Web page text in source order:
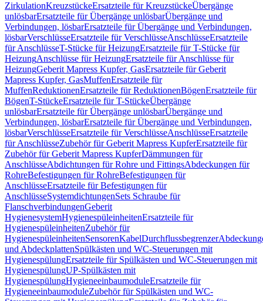
ZirkulationKreuzstückeErsatzteile für KreuzstückeÜbergänge
unlösbarErsatzteile für Übergänge unlösbarÜbergänge und
Verbindungen, lösbarErsatzteile für Übergänge und Verbindungen,
lösbarVerschlüsseErsatzteile für VerschlüsseAnschlüsseErsatzteile
für AnschlüsseT-Stücke für HeizungErsatzteile für T-Stücke für
HeizungAnschlüsse für HeizungErsatzteile für Anschlüsse für
HeizungGeberit Mapress Kupfer, GasErsatzteile für Geberit
Mapress Kupfer, GasMuffenErsatzteile für
MuffenReduktionenErsatzteile für ReduktionenBögenErsatzteile für
BögenT-StückeErsatzteile für T-StückeÜbergänge
unlösbarErsatzteile für Übergänge unlösbarÜbergänge und
Verbindungen, lösbarErsatzteile für Übergänge und Verbindungen,
lösbarVerschlüsseErsatzteile für VerschlüsseAnschlüsseErsatzteile
für AnschlüsseZubehör für Geberit Mapress KupferErsatzteile für
Zubehör für Geberit Mapress KupferDämmungen für
AnschlüsseAbdichtungen für Rohre und FittingsAbdeckungen für
RohreBefestigungen für RohreBefestigungen für
AnschlüsseErsatzteile für Befestigungen für
AnschlüsseSystemdichtungenSets Schraube für
FlanschverbindungenGeberit
HygienesystemHygienespüleinheitenErsatzteile für
HygienespüleinheitenZubehör für
HygienespüleinheitenSensorenKabelDurchflussbegrenzer
und AbdeckplattenSpülkästen und WC-Steuerungen mit
HygienespülungErsatzteile für Spülkästen und WC-Steuerungen mit
HygienespülungUP-Spülkästen mit
HygienespülungHygieneeinbaumoduleErsatzteile für
HygieneeinbaumoduleZubehör für Spülkästen und WC-